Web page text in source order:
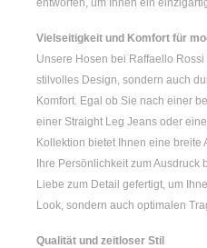
entworfen, um Ihnen ein
Vielseitigkeit und Komfort für
Unsere Hosen bei Raffaello
stilvolles Design, sondern auch
Komfort. Egal ob Sie nach einer
einer Straight Leg Jeans oder
Kollektion bietet Ihnen eine
Ihre Persönlichkeit zum
Liebe zum Detail gefertigt, um
Look, sondern auch optimalen
Qualität und zeitloser Stil